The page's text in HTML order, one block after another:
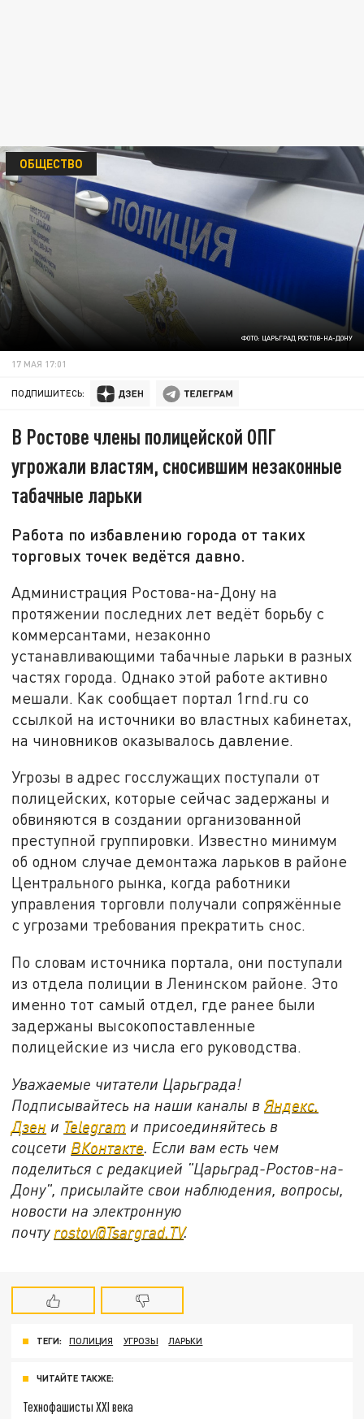
ФОТО: ЦАРЬГРАД РОСТОВ-НА-ДОНУ
ОБЩЕСТВО
17 МАЯ 17:01
ПОДПИШИТЕСЬ:
В Ростове члены полицейской ОПГ
угрожали властям, сносившим незаконные
табачные ларьки
Работа по избавлению города от таких
торговых точек ведётся давно.
Администрация Ростова-на-Дону на
протяжении последних лет ведёт борьбу с
коммерсантами, незаконно
устанавливающими табачные ларьки в разных
частях города. Однако этой работе активно
мешали. Как сообщает портал 1rnd.ru со
ссылкой на источники во властных кабинетах,
на чиновников оказывалось давление.
Угрозы в адрес госслужащих поступали от
полицейских, которые сейчас задержаны и
обвиняются в создании организованной
преступной группировки. Известно минимум
об одном случае демонтажа ларьков в районе
Центрального рынка, когда работники
управления торговли получали сопряжённые
с угрозами требования прекратить снос.
По словам источника портала, они поступали
из отдела полиции в Ленинском районе. Это
именно тот самый отдел, где ранее были
задержаны высокопоставленные
полицейские из числа его руководства.
Уважаемые читатели Царьграда!
Подписывайтесь на наши каналы вЯндекс.
Дзен и Telegram и присоединяйтесь в
соцсети ВКонтакте. Если вам есть чем
поделиться с редакцией "Царьград-Ростов-на-
Дону", присылайте свои наблюдения, вопросы,
новости на электронную
почту rostov@Tsargrad.ТV.
ТЕГИ: ПОЛИЦИЯ УГРОЗЫ ЛАРЬКИ
ЧИТАЙТЕ ТАКЖЕ:
Технофашисты XXI века